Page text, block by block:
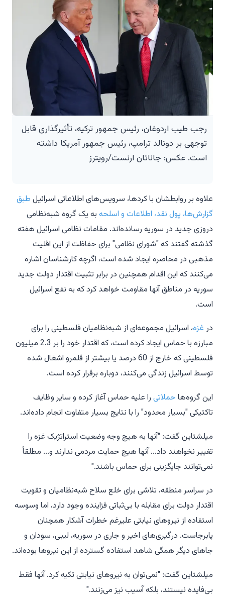
رجب طیب اردوغان، رئیس جمهور ترکیه، تأثیرگذاری قابل
توجهی بر دونالد ترامپ، رئیس جمهور آمریکا داشته
است. عکس: جاناتان ارنست/رویترز
علاوه بر روابطشان با کردها، سرویس‌های اطلاعاتی اسرائیل طبق
گزارش‌ها، پول نقد، اطلاعات و اسلحه به یک گروه شبه‌نظامی
دروزی جدید در سوریه رسانده‌اند. مقامات نظامی اسرائیل هفته
گذشته گفتند که "شورای نظامی" برای حفاظت از این اقلیت
مذهبی در محاصره ایجاد شده است، اگرچه کارشناسان اشاره
می‌کنند که این اقدام همچنین در برابر تثبیت اقتدار دولت جدید
سوریه در مناطق آنها مقاومت خواهد کرد که به نفع اسرائیل
است.
در غزه، اسرائیل مجموعه‌ای از شبه‌نظامیان فلسطینی را برای
مبارزه با حماس ایجاد کرده است، که اقتدار خود را بر 2.3 میلیون
فلسطینی که خارج از 60 درصد یا بیشتر از قلمرو اشغال شده
توسط اسرائیل زندگی می‌کنند، دوباره برقرار کرده است.
این گروه‌ها حملاتی را علیه حماس آغاز کرده و سایر وظایف
تاکتیکی "بسیار محدود" را با نتایج بسیار متفاوت انجام داده‌اند.
میلشتاین گفت: "آنها به هیچ وجه وضعیت استراتژیک غزه را
تغییر نخواهند داد... آنها هیچ حمایت مردمی ندارند و... مطلقاً
نمی‌توانند جایگزینی برای حماس باشند."
در سراسر منطقه، تلاشی برای خلع سلاح شبه‌نظامیان و تقویت
اقتدار دولت برای مقابله با بی‌ثباتی فزاینده وجود دارد، اما وسوسه
استفاده از نیروهای نیابتی علیرغم خطرات آشکار همچنان
پابرجاست. درگیری‌های اخیر و جاری در سوریه، لیبی، سودان و
جاهای دیگر همگی شاهد استفاده گسترده از این نیروها بوده‌اند.
میلشتاین گفت: "نمی‌توان به نیروهای نیابتی تکیه کرد. آنها فقط
بی‌فایده نیستند، بلکه آسیب نیز می‌زنند."